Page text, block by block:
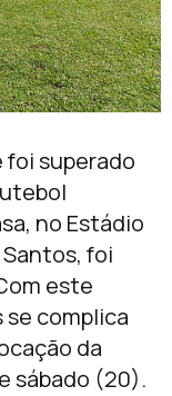
foi superado
no Estádio
foi
este
complica
da
sábado (20).